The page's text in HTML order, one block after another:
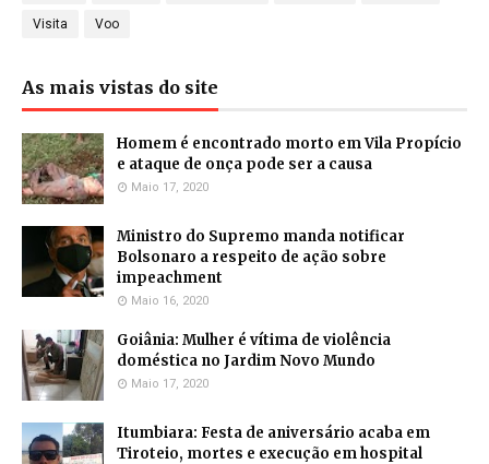
Visita Voo
As mais vistas do site
Homem é encontrado morto em Vila Propício
e ataque de onça pode ser a causa
Maio 17, 2020
Ministro do Supremo manda notificar
Bolsonaro a respeito de ação sobre
impeachment
Maio 16, 2020
Goiânia: Mulher é vítima de violência
doméstica no Jardim Novo Mundo
Maio 17, 2020
Itumbiara: Festa de aniversário acaba em
Tiroteio, mortes e execução em hospital